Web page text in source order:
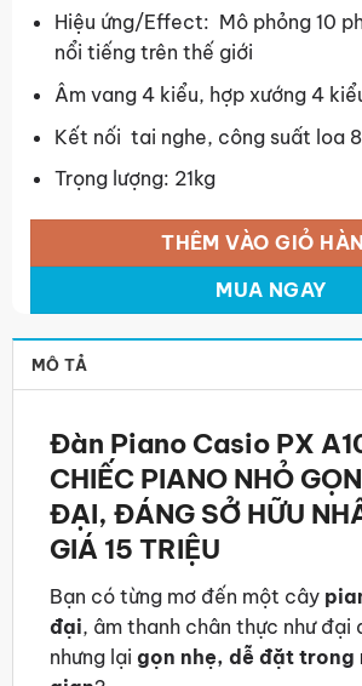
Hiệu ứng/Effect: Mô phỏng 10
nổi tiếng trên thế giới
Âm vang 4 kiểu, hợp xướng 4
Kết nối tai nghe, công suất loa
Trọng lượng: 21kg
THÊM VÀO GIỎ
MUA NGAY
MÔ TẢ
Đàn Piano Casio PX
CHIẾC PIANO NHỎ
ĐẠI, ĐÁNG SỞ HỮU
GIÁ 15 TRIỆU
Bạn có từng mơ đến một cây
đại, âm thanh chân thực như đại
nhưng lại gọn nhẹ, dễ đặt trong